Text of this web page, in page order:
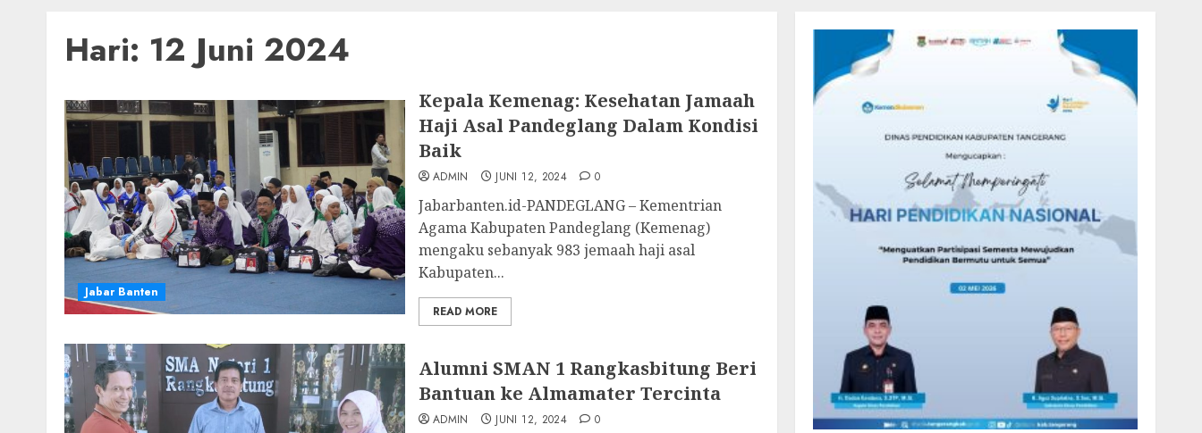
Hari: 12 Juni 2024
Jabar Banten
Kepala Kemenag: Kesehatan Jamaah
Haji Asal Pandeglang Dalam Kondisi
Baik
ADMIN JUNI 12, 2024 0
Jabarbanten.id-PANDEGLANG – Kementrian
Agama Kabupaten Pandeglang (Kemenag)
mengaku sebanyak 983 jemaah haji asal
Kabupaten...
READ MORE
Alumni SMAN 1 Rangkasbitung Beri
Bantuan ke Almamater Tercinta
ADMIN JUNI 12, 2024 0